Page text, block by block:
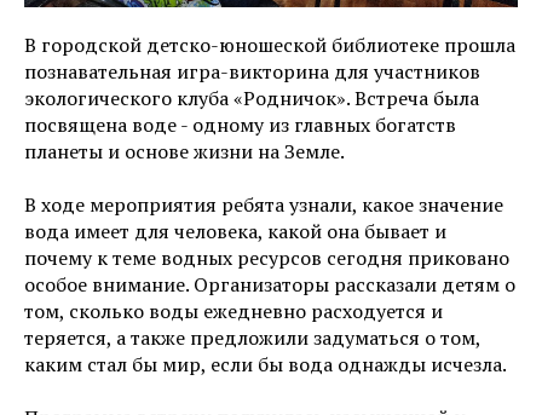
В городской детско-юношеской библиотеке прошла
познавательная игра-викторина для участников
экологического клуба «Родничок». Встреча была
посвящена воде - одному из главных богатств
планеты и основе жизни на Земле.
В ходе мероприятия ребята узнали, какое значение
вода имеет для человека, какой она бывает и
почему к теме водных ресурсов сегодня приковано
особое внимание. Организаторы рассказали детям о
том, сколько воды ежедневно расходуется и
теряется, а также предложили задуматься о том,
каким стал бы мир, если бы вода однажды исчезла.